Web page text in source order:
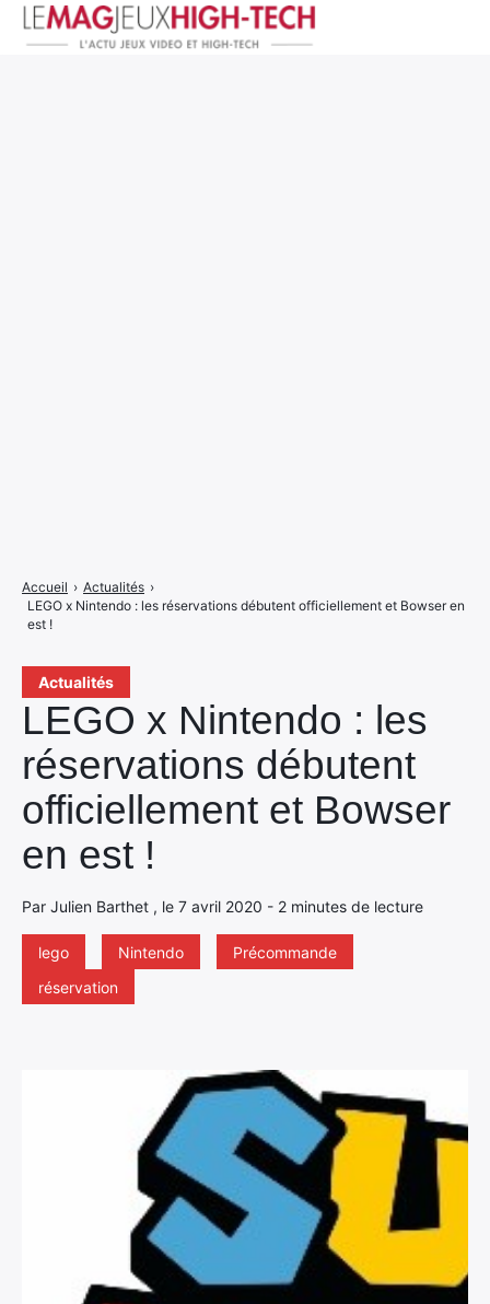
Actualités
LEGO x Nintendo : les
réservations débutent
officiellement et Bowser
en est !
Par Julien Barthet , le 7 avril 2020 - 2 minutes de lecture
lego Nintendo
Précommande
réservation
Accueil › Actualités ›
LEGO x Nintendo : les réservations débutent officiellement et Bowser en
est !